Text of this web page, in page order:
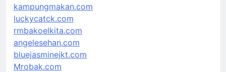
kampungmakan.com
luckycatck.com
rmbakoelkita.com
angelesehan.com
bluejasminejkt.com
Mrobak.com